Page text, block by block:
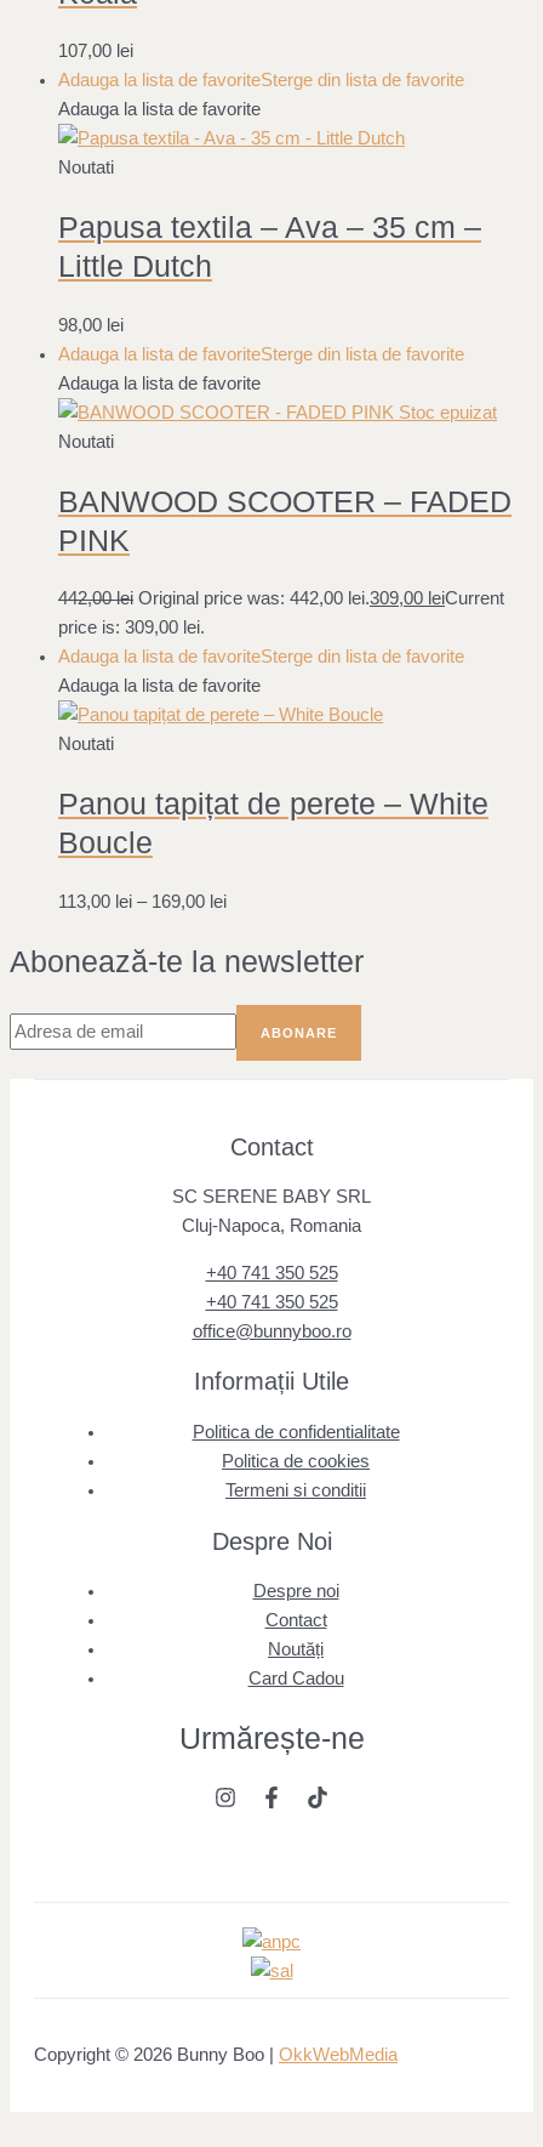
107,00 lei
Adauga la lista de favoriteSterge din lista de favorite
Adauga la lista de favorite
Noutati
Papusa textila – Ava – 35 cm –
Little Dutch
98,00 lei
Adauga la lista de favoriteSterge din lista de favorite
Adauga la lista de favorite
Stoc epuizat
Noutati
BANWOOD SCOOTER – FADED
PINK
442,00lei Original price was: 442,00 lei.309,00 leiCurrent
price is: 309,00 lei.
Adauga la lista de favoriteSterge din lista de favorite
Adauga la lista de favorite
Noutati
Panou tapițat de perete – White
Boucle
113,00 lei – 169,00 lei
Abonează-te la newsletter
Contact
SC SERENE BABY SRL
Cluj-Napoca, Romania
+40 741 350 525
+40 741 350 525
office@bunnyboo.ro
Informații Utile
Politica de confidentialitate
Politica de cookies
Termeni si conditii
Despre Noi
Despre noi
Contact
Noutăți
Card Cadou
Urmărește-ne
Copyright © 2026 Bunny Boo | OkkWebMedia